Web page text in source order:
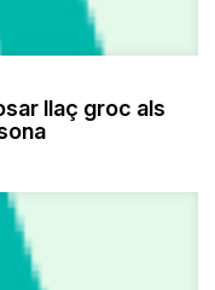
llaç groc als